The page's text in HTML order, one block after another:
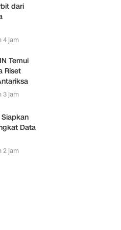
dari
4 jam
Temui
Riset
3 jam
Data
2 jam